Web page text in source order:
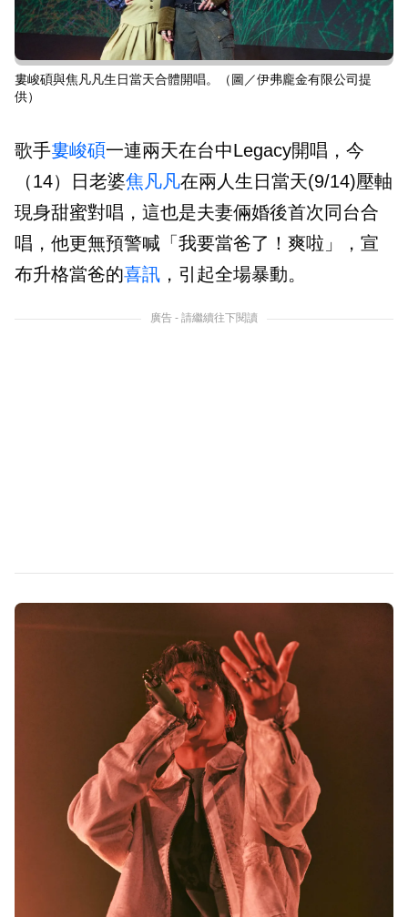
婁峻碩與焦凡凡生日當天合體開唱。（圖／伊弗龐金有限公司提
供）
歌手婁峻碩一連兩天在台中Legacy開唱，今
（14）日老婆焦凡凡在兩人生日當天(9/14)壓軸
現身甜蜜對唱，這也是夫妻倆婚後首次同台合
唱，他更無預警喊「我要當爸了！爽啦」，宣
布升格當爸的喜訊 ，引起全場暴動。
廣告 - 請繼續往下閱讀